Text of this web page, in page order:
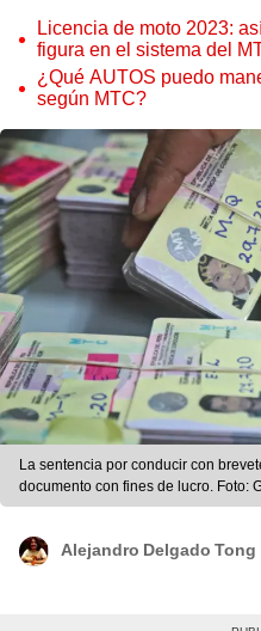
Licencia de moto 2023:
figura en el sistema del
¿Qué AUTOS puedo
según MTC?
La sentencia por conducir con
documento con fines de lucro. Foto:
Alejandro Delgado Tong